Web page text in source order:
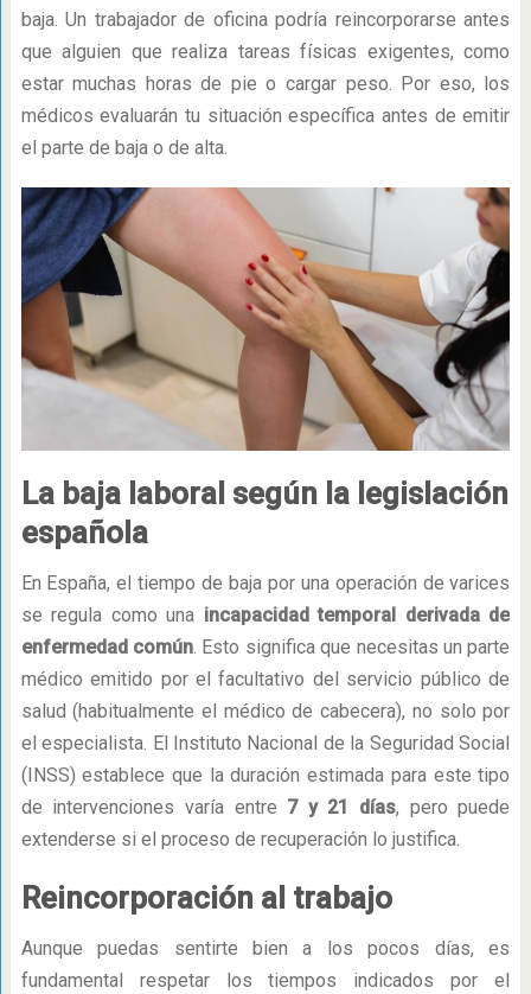
baja. Un trabajador de oficina podría reincorporarse antes
que alguien que realiza tareas físicas exigentes, como
estar muchas horas de pie o cargar peso. Por eso, los
médicos evaluarán tu situación específica antes de emitir
el parte de baja o de alta.
La baja laboral según la legislación
española
En España, el tiempo de baja por una operación de varices
se regula como una incapacidad temporal derivada de
enfermedad común. Esto significa que necesitas un parte
médico emitido por el facultativo del servicio público de
salud (habitualmente el médico de cabecera), no solo por
el especialista. El Instituto Nacional de la Seguridad Social
(INSS) establece que la duración estimada para este tipo
de intervenciones varía entre 7 y 21 días, pero puede
extenderse si el proceso de recuperación lo justifica.
Reincorporación al trabajo
Aunque puedas sentirte bien a los pocos días, es
fundamental respetar los tiempos indicados por el